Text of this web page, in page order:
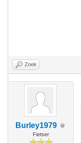
Zoek
Burley1979
Fietser